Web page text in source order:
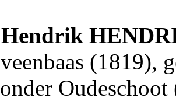
Hendrik
(1819),